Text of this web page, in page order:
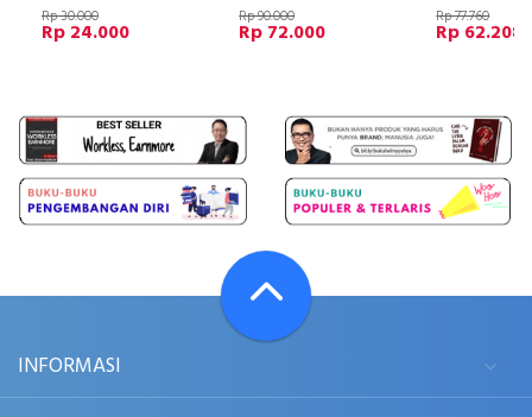
Rp 30.000
Rp 24.000
Rp 90.000
Rp 72.000
Rp 77.760
Rp 62.208
INFORMASI